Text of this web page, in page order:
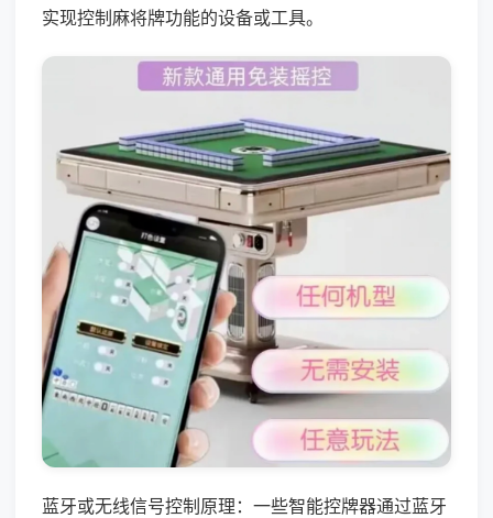
实现控制麻将牌功能的设备或工具。
蓝牙或无线信号控制原理：一些智能控牌器通过蓝牙